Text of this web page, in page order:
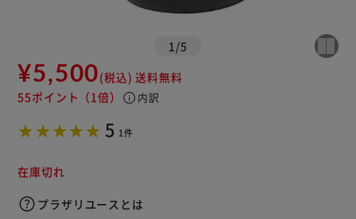
1 /5
¥5,500(税込) 送料無料
55ポイント （1倍） info 内訳
5 1件
在庫切れ
プラザリユースとは